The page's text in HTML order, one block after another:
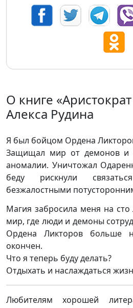
О книге
Алекса Рудина
Я был бойцом Ордена
Защищал мир от демонов и
аномалии. Уничтожал
беду рискнули
безжалостными
Магия забросила меня на
мир, где люди и демоны
Ордена Ликторов больше
окончен.
Что я теперь буду делать?
Отдыхать и наслаждаться
Любителям хорошей